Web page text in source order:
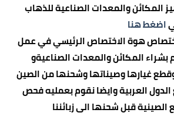
المكائن والمعدات الصناعية للذهاب
اضغطهنا
هوة الاختصاص الرئيسي في عمل
المكائن والمعدات الصناعيةو
غيارها وصيناتها وشحنها من الصين
العربية وايضا نقوم بعمليه فحص
قبل شحنها الى زبائننا